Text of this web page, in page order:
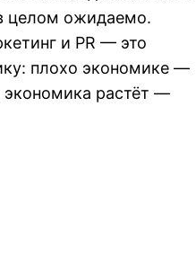
целом ожидаемо.
и PR — это
плохо экономике —
экономика растёт —